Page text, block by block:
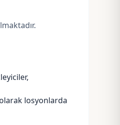
losyonlarda